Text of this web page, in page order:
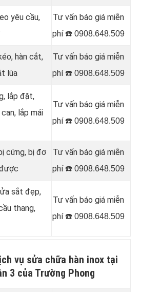
yêu cầu,
Tư vấn báo giá miễn
phí ☎️ 0908.648.509
hàn cắt,
lùa
Tư vấn báo giá miễn
phí ☎️ 0908.648.509
lắp đặt,
lắp mái
Tư vấn báo giá miễn
phí ☎️ 0908.648.509
cứng, bị đơ
Tư vấn báo giá miễn
phí ☎️ 0908.648.509
sắt đẹp,
thang,
Tư vấn báo giá miễn
phí ☎️ 0908.648.509
vụ sửa chữa hàn inox tại
3 của Trường Phong